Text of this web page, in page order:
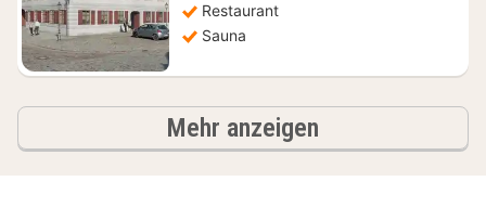
Restaurant
Sauna
Mehr anzeigen